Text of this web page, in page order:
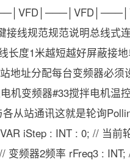
规范规范说明总线式连
长度1米越短越好屏蔽接
地址分配每台变频器必
机变频器#33搅拌电机温
从站通讯这就是轮询
iStep : INT : 0; // 当
变频器2频率 rFreq3 :